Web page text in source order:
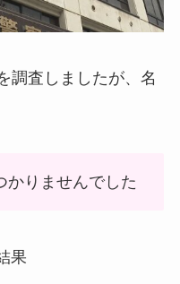
調査しましたが、名
かりませんでした
果